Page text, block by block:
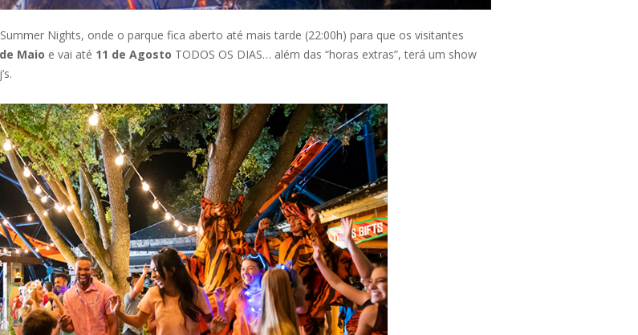
Nights, onde o parque fica aberto até mais tarde (22:00h) para que os visitantes
Maio e vai até 11 de Agosto TODOS OS DIAS… além das “horas extras”, terá um show